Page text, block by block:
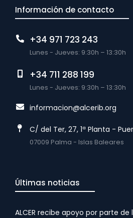
Información de contacto
+34 971 723 243
Lunes - Jueves: 9:30h – 13:30h
+34 711 288 199
Lunes - Jueves: 9:30h – 13:30h
informacion@alcerib.org
C/ del Ter, 27, 1ª Planta -
07009 Palma - Islas Baleares
Últimas noticias
ALCER recibe apoyo por parte